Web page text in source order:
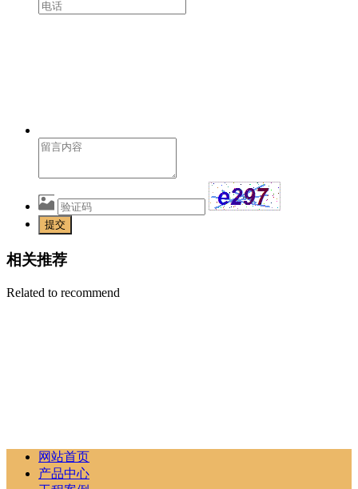
提交
相关推荐
Related to recommend
网站首页
产品中心